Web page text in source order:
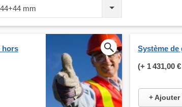
mm
hors
Système
(+ 1 431,00 €
+